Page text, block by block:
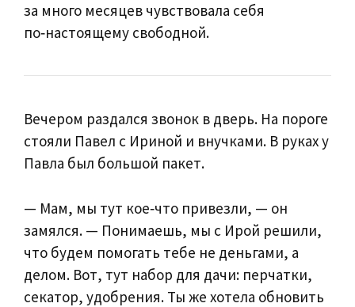
за много месяцев чувствовала себя
по‑настоящему свободной.
Вечером раздался звонок в дверь. На пороге
стояли Павел с Ириной и внучками. В руках у
Павла был большой пакет.
— Мам, мы тут кое‑что привезли, — он
замялся. — Понимаешь, мы с Ирой решили,
что будем помогать тебе не деньгами, а
делом. Вот, тут набор для дачи: перчатки,
секатор, удобрения. Ты же хотела обновить